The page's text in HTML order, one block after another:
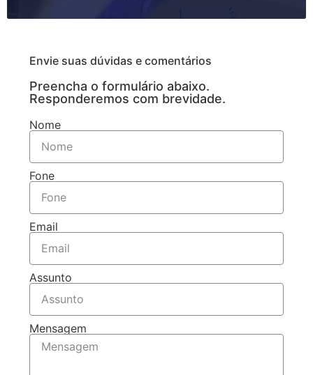
Envie suas dúvidas e comentários
Preencha o formulário abaixo.
Responderemos com brevidade.
Nome
Fone
Email
Assunto
Mensagem